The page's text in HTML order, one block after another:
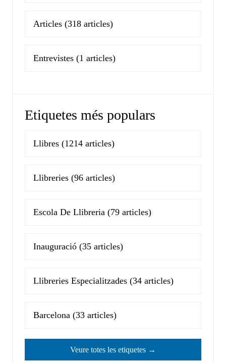
Articles (318 articles)
Entrevistes (1 articles)
Etiquetes més populars
Llibres (1214 articles)
Llibreries (96 articles)
Escola De Llibreria (79 articles)
Inauguració (35 articles)
Llibreries Especialitzades (34 articles)
Barcelona (33 articles)
Veure totes les etiquetes →